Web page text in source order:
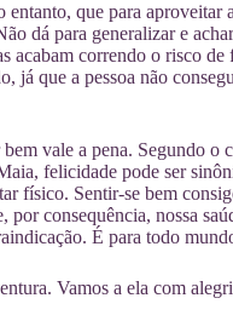
entanto, que para
dá para generalizar e
acabam correndo o risco
já que a pessoa não
bem vale a pena. Segundo
felicidade pode ser
físico. Sentir-se bem
por consequência, nossa
É para todo
Vamos a ela com